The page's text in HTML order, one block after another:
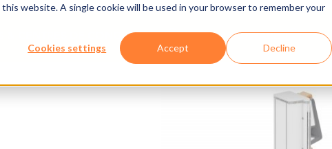
website. A single cookie will be used in your browser to remember your
Cookies settings Accept Decline
HARDWARE
& CENTRES DE CONGRÈS